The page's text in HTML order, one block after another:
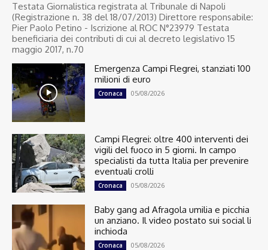
Testata Giornalistica registrata al Tribunale di Napoli
(Registrazione n. 38 del 18/07/2013) Direttore responsabile:
Pier Paolo Petino - Iscrizione al ROC N°23979 Testata
beneficiaria dei contributi di cui al decreto legislativo 15
maggio 2017, n.70
Emergenza Campi Flegrei, stanziati 100
milioni di euro
Cronaca 05/08/2026
Campi Flegrei: oltre 400 interventi dei
vigili del fuoco in 5 giorni. In campo
specialisti da tutta Italia per prevenire
eventuali crolli
Cronaca 05/08/2026
Baby gang ad Afragola umilia e picchia
un anziano. Il video postato sui social li
inchioda
Cronaca 05/08/2026